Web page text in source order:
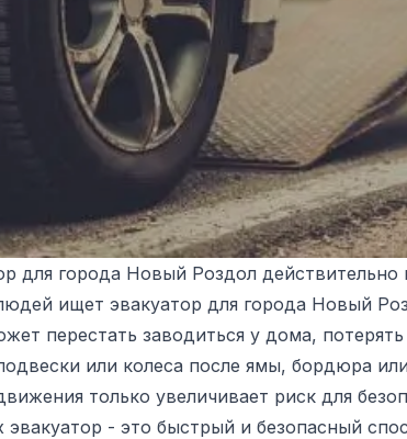
для города Новый Роздол действительно
ищет эвакуатор для города Новый
перестать заводиться у дома,
или колеса после ямы, бордюра
только увеличивает риск для
эвакуатор - это быстрый и безопасный